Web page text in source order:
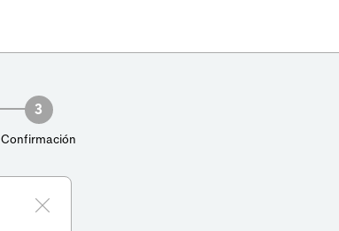
3
Confirmación